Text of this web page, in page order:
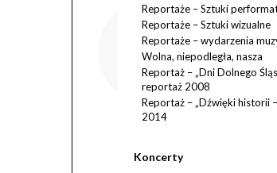
Reportaże – Sztuki
Reportaże – Sztuki wizualne
Reportaże – wydarzenia
Wolna, niepodległa, nasza
Reportaż – „Dni Dolnego
reportaż 2008
Reportaż – „Dźwięki historii
2014
Koncerty